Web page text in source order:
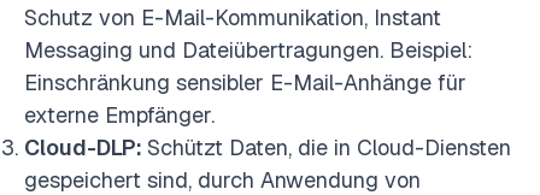
Schutz von E-Mail-Kommunikation, Instant
Messaging und Dateiübertragungen. Beispiel:
Einschränkung sensibler E-Mail-Anhänge für
externe Empfänger.
Cloud-DLP: Schützt Daten, die in Cloud-Diensten
gespeichert sind, durch Anwendung von